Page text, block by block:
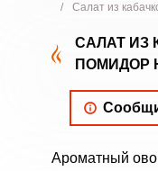
/
Салат из
САЛАТ ИЗ
ПОМИДОР
Ароматный